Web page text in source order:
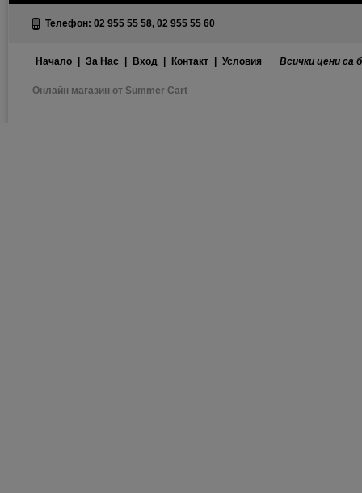
Телефон: 02 955 55 58, 02 955 55 60
Начало За Нас Вход Контакт Условия Всички цени са
Онлайн магазин от Summer Cart